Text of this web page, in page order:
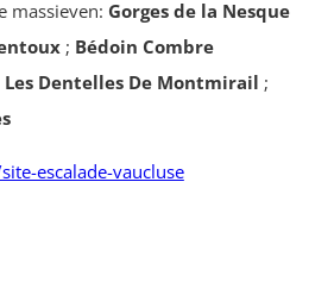
massieven: Gorges de la Nesque
; Bédoin Combre
Les Dentelles De Montmirail ;
escalade-vaucluse